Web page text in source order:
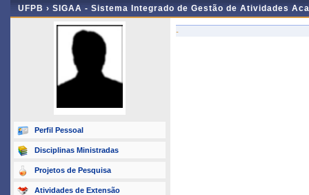
UFPB › SIGAA - Sistema Integrado de Gestão de Atividades
Perfil Pessoal
Disciplinas Ministradas
Projetos de Pesquisa
Atividades de Extensão
-